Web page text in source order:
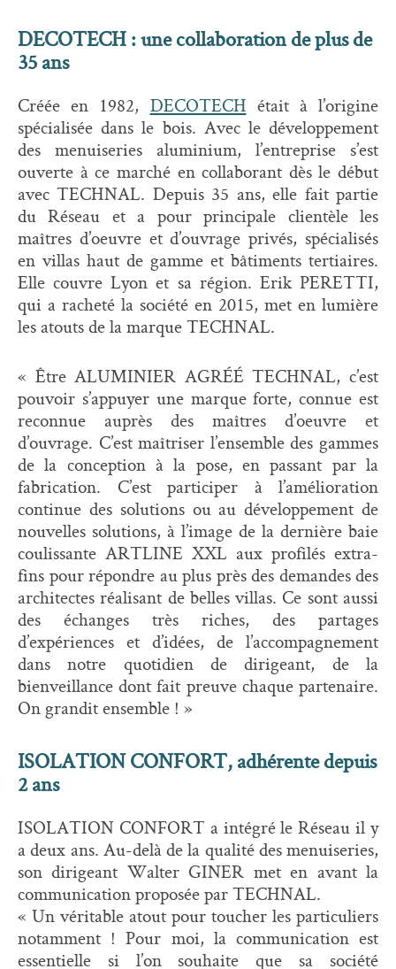
DECOTECH : une collaboration de plus de
35 ans
Créée en 1982, DECOTECH était à l’origine
spécialisée dans le bois. Avec le développement
des menuiseries aluminium, l’entreprise s’est
ouverte à ce marché en collaborant dès le début
avec TECHNAL. Depuis 35 ans, elle fait partie
du Réseau et a pour principale clientèle les
maîtres d’oeuvre et d’ouvrage privés, spécialisés
en villas haut de gamme et bâtiments tertiaires.
Elle couvre Lyon et sa région. Erik PERETTI,
qui a racheté la société en 2015, met en lumière
les atouts de la marque TECHNAL.
« Être ALUMINIER AGRÉÉ TECHNAL, c’est
pouvoir s’appuyer une marque forte, connue est
reconnue auprès des maîtres d’oeuvre et
d’ouvrage. C’est maîtriser l’ensemble des gammes
de la conception à la pose, en passant par la
fabrication. C’est participer à l’amélioration
continue des solutions ou au développement de
nouvelles solutions, à l’image de la dernière baie
coulissante ARTLINE XXL aux profilés extra-
fins pour répondre au plus près des demandes des
architectes réalisant de belles villas. Ce sont aussi
des échanges très riches, des partages
d’expériences et d’idées, de l’accompagnement
dans notre quotidien de dirigeant, de la
bienveillance dont fait preuve chaque partenaire.
On grandit ensemble ! »
ISOLATION CONFORT, adhérente depuis
2 ans
ISOLATION CONFORT a intégré le Réseau il y
a deux ans. Au-delà de la qualité des menuiseries,
son dirigeant Walter GINER met en avant la
communication proposée par TECHNAL.
« Un véritable atout pour toucher les particuliers
notamment ! Pour moi, la communication est
essentielle si l’on souhaite que sa société